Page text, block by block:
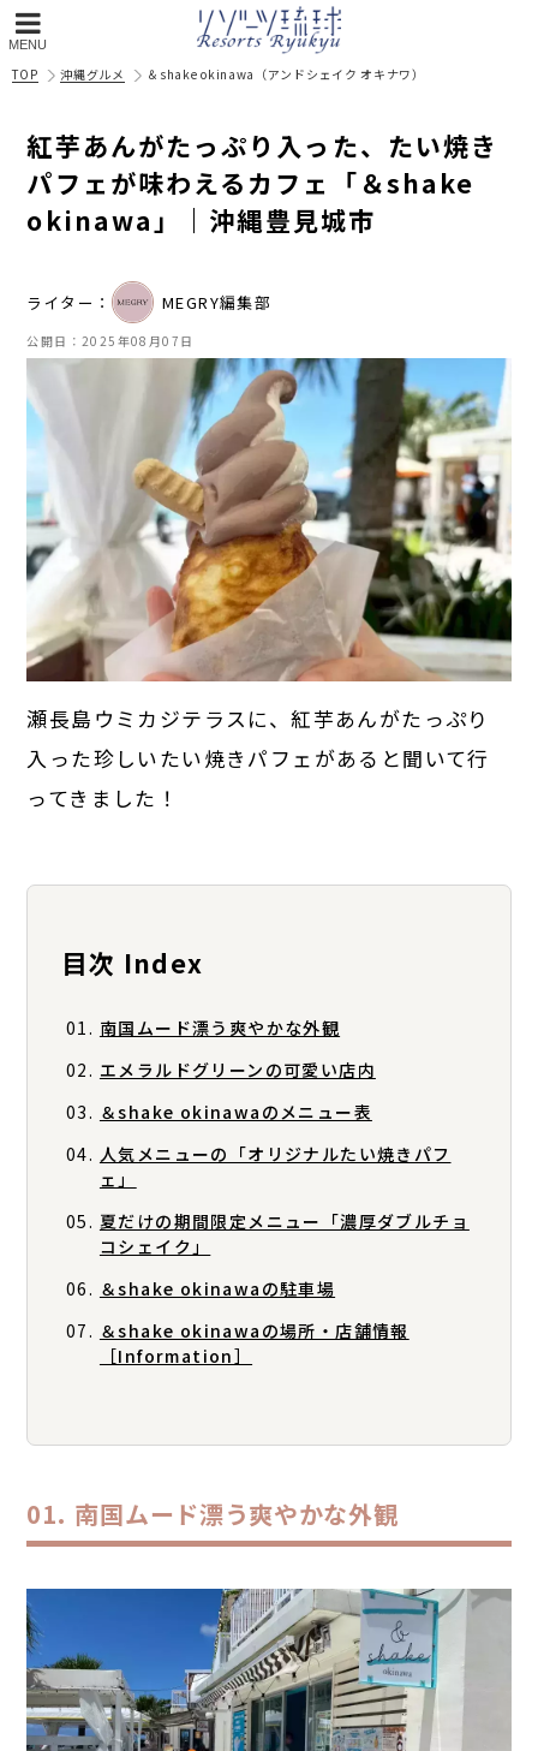
MENU
TOP 沖縄グルメ ＆shake okinawa （アンドシェイク オキナワ）
紅芋あんがたっぷり入った、たい焼き
パフェが味わえるカフェ「＆shake
okinawa」｜沖縄豊見城市
ライター： MEGRY編集部
公開日：2025年08月07日
瀬長島ウミカジテラスに、紅芋あんがたっぷり
入った珍しいたい焼きパフェがあると聞いて行
ってきました！
目次 Index
南国ムード漂う爽やかな外観
エメラルドグリーンの可愛い店内
＆shake okinawaのメニュー表
人気メニューの「オリジナルたい焼きパフ
ェ」
夏だけの期間限定メニュー「濃厚ダブルチョ
コシェイク」
＆shake okinawaの駐車場
＆shake okinawaの場所・店舗情報
［Information］
南国ムード漂う爽やかな外観